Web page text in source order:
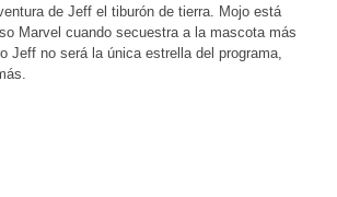
de Jeff el tiburón de tierra. Mojo está
Marvel cuando secuestra a la mascota más
Jeff no será la única estrella del programa,